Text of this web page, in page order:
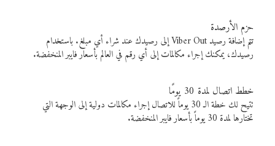
حزم الأرصدة
تتم إضافة رصيد Viber Out إلى رصيدك عند شراء أي مبلغ. باستخدام
رصيدك، يمكنك إجراء مكالمات إلى أي رقم في العالم بأسعار فايبر المنخفضة.
خطط اتصال لمدة 30 يومًا
تتيح لك خطة الـ 30 يوماً للاتصال إجراء مكالمات دولية إلى الوجهة التي
تختارها لمدة 30 يوماً بأسعار فايبر المنخفضة.